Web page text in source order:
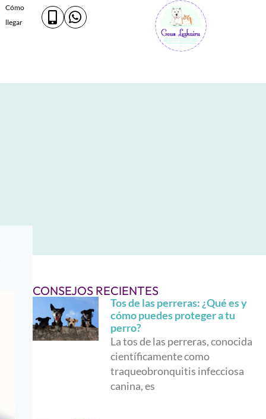
Cómo
llegar
CONSEJOS RECIENTES
Tos de las perreras: ¿Qué es y
cómo puedes proteger a tu
perro?
La tos de las perreras, conocida
científicamente como
traqueobronquitis infecciosa
canina, es